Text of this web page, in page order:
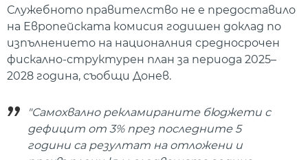
Служебното правителство не е предоставило
на Европейската комисия годишен доклад по
изпълнението на националния средносрочен
фискално-структурен план за периода 2025–
2028 година, съобщи Донев.
"Самохвално рекламираните бюджети с
дефицит от 3% през последните 5
години са резултат на отложени и